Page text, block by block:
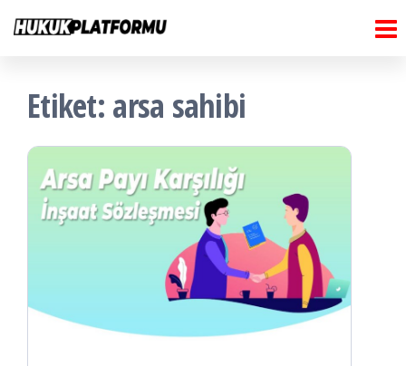
İçeriğe
atla
Etiket: arsa sahibi